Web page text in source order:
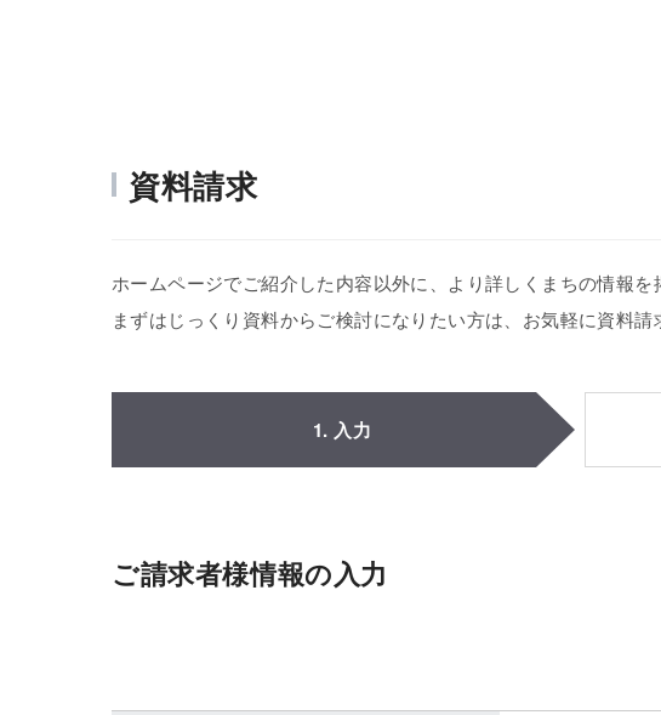
資料請求
ホームページでご紹介した内容以外に、より詳しくまちの情報を
まずはじっくり資料からご検討になりたい方は、お気軽に資料請
1. 入力
ご請求者様情報の入力